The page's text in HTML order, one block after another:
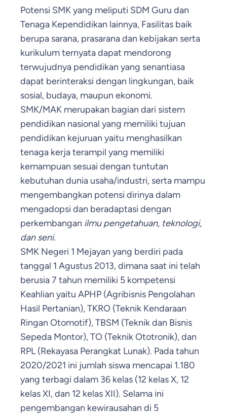
Potensi SMK yang meliputi SDM Guru dan
Tenaga Kependidikan lainnya, Fasilitas baik
berupa sarana, prasarana dan kebijakan serta
kurikulum ternyata dapat mendorong
terwujudnya pendidikan yang senantiasa
dapat berinteraksi dengan lingkungan, baik
sosial, budaya, maupun ekonomi.
SMK/MAK merupakan bagian dari sistem
pendidikan nasional yang memiliki tujuan
pendidikan kejuruan yaitu menghasilkan
tenaga kerja terampil yang memiliki
kemampuan sesuai dengan tuntutan
kebutuhan dunia usaha/industri, serta mampu
mengembangkan potensi dirinya dalam
mengadopsi dan beradaptasi dengan
perkembangan ilmu pengetahuan, teknologi,
dan seni.
SMK Negeri 1 Mejayan yang berdiri pada
tanggal 1 Agustus 2013, dimana saat ini telah
berusia 7 tahun memiliki 5 kompetensi
Keahlian yaitu APHP (Agribisnis Pengolahan
Hasil Pertanian), TKRO (Teknik Kendaraan
Ringan Otomotif), TBSM (Teknik dan Bisnis
Sepeda Montor), TO (Teknik Ototronik), dan
RPL (Rekayasa Perangkat Lunak). Pada tahun
2020/2021 ini jumlah siswa mencapai 1.180
yang terbagi dalam 36 kelas (12 kelas X, 12
kelas XI, dan 12 kelas XII). Selama ini
pengembangan kewirausahan di 5